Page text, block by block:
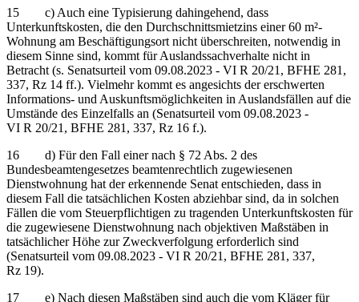
15 c) Auch eine Typisierung dahingehend, dass
Unterkunftskosten, die den Durchschnittsmietzins einer 60 m²-
Wohnung am Beschäftigungsort nicht überschreiten, notwendig in
diesem Sinne sind, kommt für Auslandssachverhalte nicht in
Betracht (s. Senatsurteil vom 09.08.2023 - VI R 20/21, BFHE 281,
337, Rz 14 ff.). Vielmehr kommt es angesichts der erschwerten
Informations- und Auskunftsmöglichkeiten in Auslandsfällen auf die
Umstände des Einzelfalls an (Senatsurteil vom 09.08.2023 -
VI R 20/21, BFHE 281, 337, Rz 16 f.).
16 d) Für den Fall einer nach § 72 Abs. 2 des
Bundesbeamtengesetzes beamtenrechtlich zugewiesenen
Dienstwohnung hat der erkennende Senat entschieden, dass in
diesem Fall die tatsächlichen Kosten abziehbar sind, da in solchen
Fällen die vom Steuerpflichtigen zu tragenden Unterkunftskosten für
die zugewiesene Dienstwohnung nach objektiven Maßstäben in
tatsächlicher Höhe zur Zweckverfolgung erforderlich sind
(Senatsurteil vom 09.08.2023 - VI R 20/21, BFHE 281, 337,
Rz 19).
17 e) Nach diesen Maßstäben sind auch die vom Kläger für